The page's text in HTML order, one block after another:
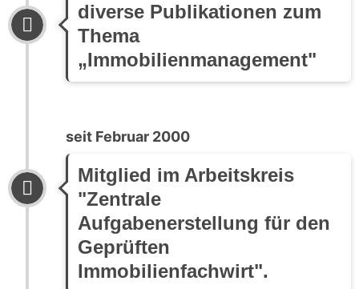
diverse Publikationen zum
Thema
„Immobilienmanagement"
seit Februar 2000
Mitglied im Arbeitskreis
"Zentrale
Aufgabenerstellung für den
Geprüften
Immobilienfachwirt".